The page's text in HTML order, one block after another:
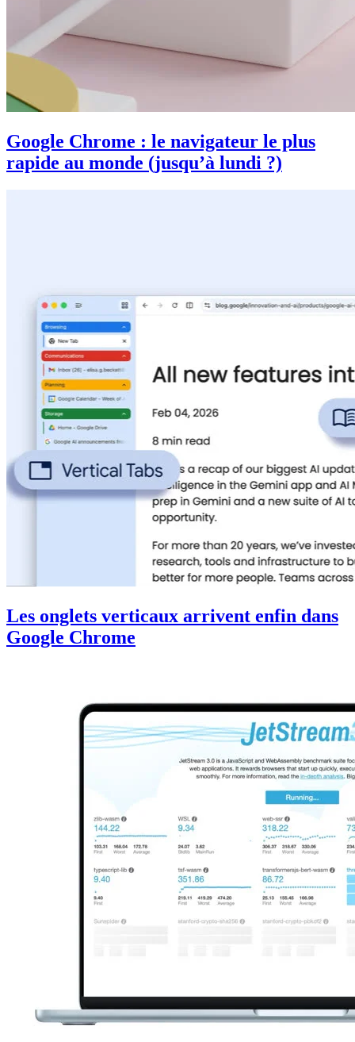
Google Chrome : le navigateur le plus
rapide au monde (jusqu’à lundi ?)
Les onglets verticaux arrivent enfin dans
Google Chrome